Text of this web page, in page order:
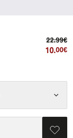
22.99€
10.00€